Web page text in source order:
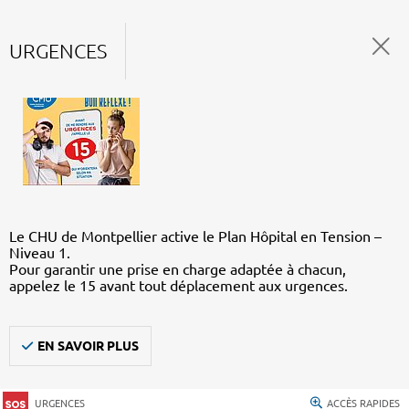
URGENCES
Le CHU de Montpellier active le Plan Hôpital en Tension –
Niveau 1.
Pour garantir une prise en charge adaptée à chacun,
appelez le 15 avant tout déplacement aux urgences.
EN SAVOIR PLUS
URGENCES ACCÈS RAPIDES